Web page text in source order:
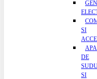
SI
DE
SI